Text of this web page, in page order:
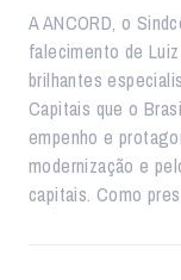
A ANCORD, o
falecimento de
brilhantes
Capitais que o
empenho e
modernização e
capitais. Como